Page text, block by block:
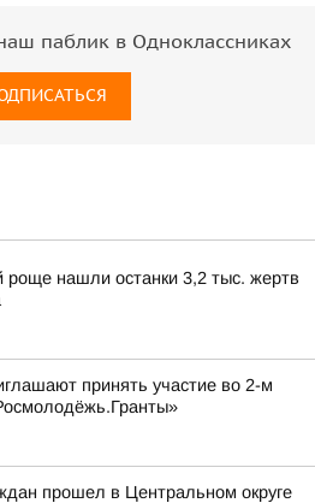
паблик в Одноклассниках
роще нашли останки 3,2 тыс. жертв
принять участие во 2-м
прошел в Центральном округе